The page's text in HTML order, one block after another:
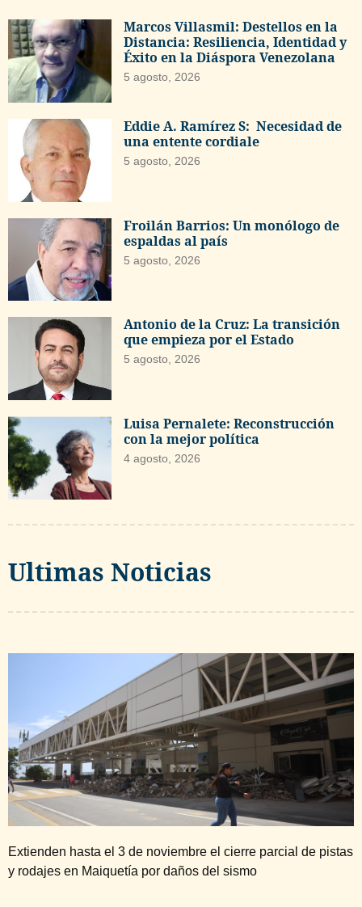
Marcos Villasmil: Destellos en la
Distancia: Resiliencia, Identidad y
Éxito en la Diáspora Venezolana
5 agosto, 2026
Eddie A. Ramírez S: Necesidad de
una entente cordiale
5 agosto, 2026
Froilán Barrios: Un monólogo de
espaldas al país
5 agosto, 2026
Antonio de la Cruz: La transición
que empieza por el Estado
5 agosto, 2026
Luisa Pernalete: Reconstrucción
con la mejor política
4 agosto, 2026
Ultimas Noticias
Extienden hasta el 3 de noviembre el cierre parcial de pistas
y rodajes en Maiquetía por daños del sismo